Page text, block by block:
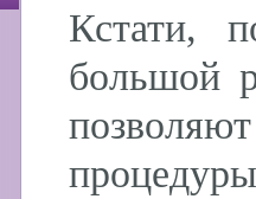
Кстати,
большой